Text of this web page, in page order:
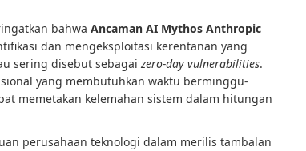
bahwa Ancaman AI Mythos Anthropic
dan mengeksploitasi kerentanan yang
sering disebut sebagai zero-day vulnerabilities.
yang membutuhkan waktu berminggu-
memetakan kelemahan sistem dalam hitungan
perusahaan teknologi dalam merilis tambalan